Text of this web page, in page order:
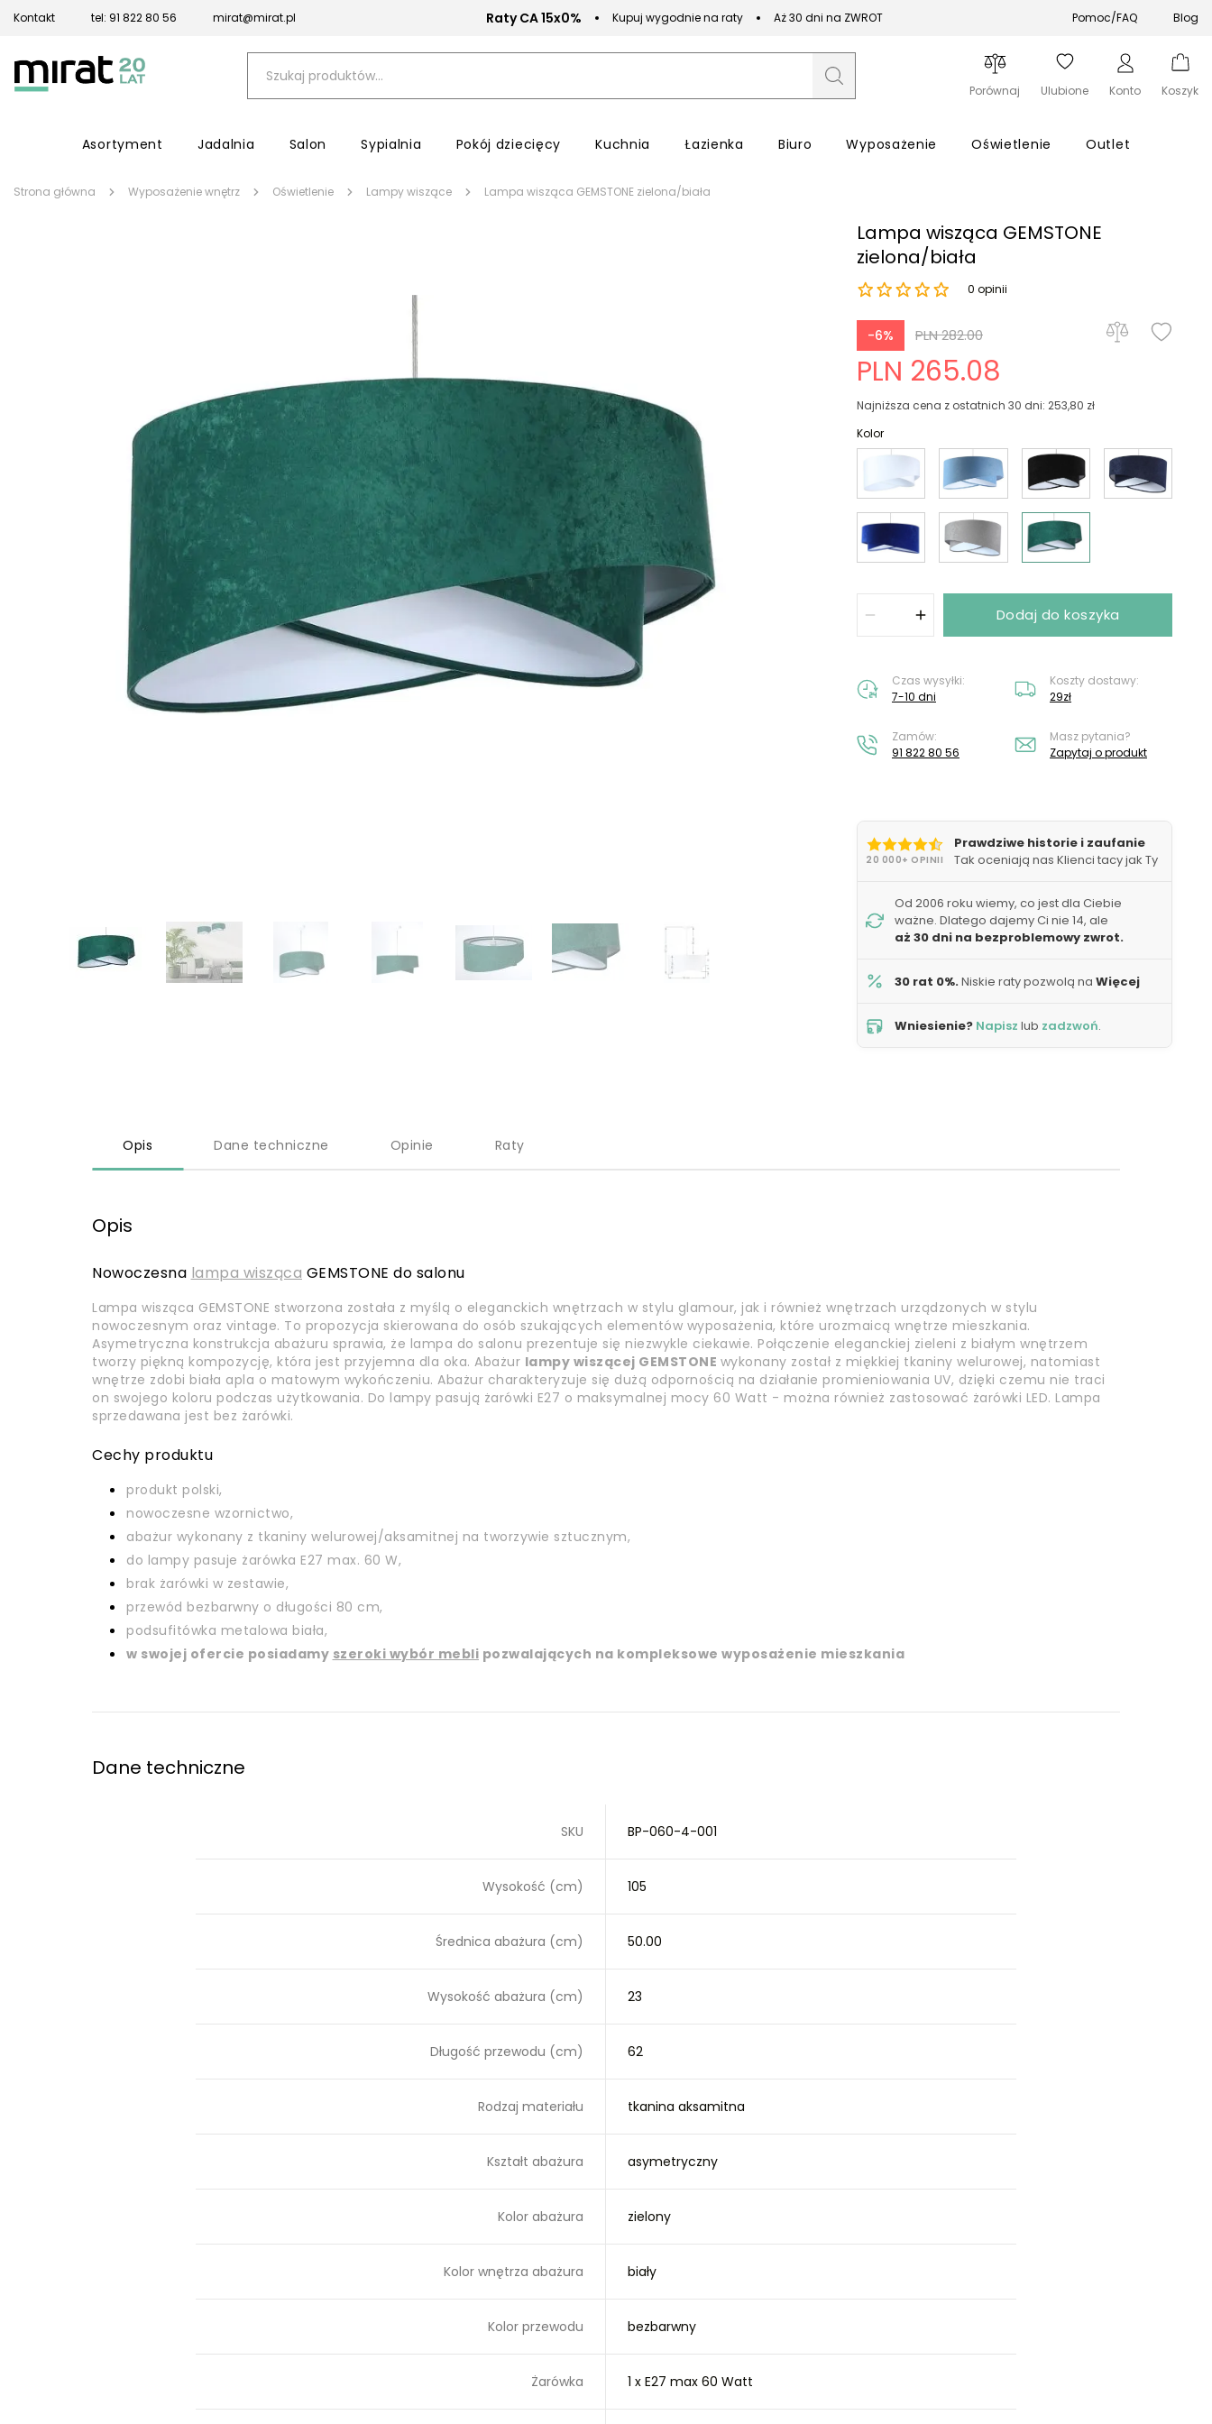
Kontakt tel: 91 822 80 56 mirat@mirat.pl Raty CA 15x0% Kupuj wygodnie na raty Aż 30 dni na ZWROT Pomoc/FAQ Blog
Porównaj Ulubione Konto
Zapomniałeś hasła?
Nie masz konta? Załóż konto
Koszyk
Asortyment Jadalnia Salon Sypialnia Pokój dziecięcy Kuchnia Łazienka Biuro Wyposażenie Oświetlenie Outlet
Strona główna Wyposażenie wnętrz Oświetlenie Lampy wiszące Lampa wisząca GEMSTONE zielona/biała
Lampa wisząca GEMSTONE
zielona/biała
0 opinii
-6% PLN 282.00
PLN 265.08
Najniższa cena z ostatnich 30 dni: 253,80 zł
Kolor
Dodaj do koszyka
Czas wysyłki:
7-10 dni
Koszty dostawy:
29zł
Zamów:
91 822 80 56
Masz pytania?
Zapytaj o produkt
20 000+ OPINII
Prawdziwe historie i zaufanie
Tak oceniają nas Klienci tacy jak Ty
Od 2006 roku wiemy, co jest dla Ciebie
ważne. Dlatego dajemy Ci nie 14, ale
aż 30 dni na bezproblemowy zwrot.
30 rat 0%.Niskie raty pozwolą na Więcej
Wniesienie? Napisz lub zadzwoń.
Opis Dane techniczne Opinie Raty
Opis
Nowoczesna lampa wisząca GEMSTONE do salonu
Lampa wisząca GEMSTONE stworzona została z myślą o eleganckich wnętrzach w stylu glamour, jak i również wnętrzach urządzonych w stylu
nowoczesnym oraz vintage. To propozycja skierowana do osób szukających elementów wyposażenia, które urozmaicą wnętrze mieszkania.
Asymetryczna konstrukcja abażuru sprawia, że lampa do salonu prezentuje się niezwykle ciekawie. Połączenie eleganckiej zieleni z białym wnętrzem
tworzy piękną kompozycję, która jest przyjemna dla oka. Abażur lampy wiszącej GEMSTONE wykonany został z miękkiej tkaniny welurowej, natomiast
wnętrze zdobi biała apla o matowym wykończeniu. Abażur charakteryzuje się dużą odpornością na działanie promieniowania UV, dzięki czemu nie traci
on swojego koloru podczas użytkowania. Do lampy pasują żarówki E27 o maksymalnej mocy 60 Watt - można również zastosować żarówki LED. Lampa
sprzedawana jest bez żarówki.
Cechy produktu
produkt polski,
nowoczesne wzornictwo,
abażur wykonany z tkaniny welurowej/aksamitnej na tworzywie sztucznym,
do lampy pasuje żarówka E27 max. 60 W,
brak żarówki w zestawie,
przewód bezbarwny o długości 80 cm,
podsufitówka metalowa biała,
w swojej ofercie posiadamy szeroki wybór mebli pozwalających na kompleksowe wyposażenie mieszkania
Dane techniczne
SKU BP-060-4-001
Wysokość (cm) 105
Średnica abażura (cm) 50.00
Wysokość abażura (cm) 23
Długość przewodu (cm) 62
Rodzaj materiału tkanina aksamitna
Kształt abażura asymetryczny
Kolor abażura zielony
Kolor wnętrza abażura biały
Kolor przewodu bezbarwny
Żarówka 1 x E27 max 60 Watt